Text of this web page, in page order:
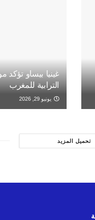
غينيا بيساو تؤكد
الترابية للمغرب
يونيو 29, 2026
تحميل المزيد